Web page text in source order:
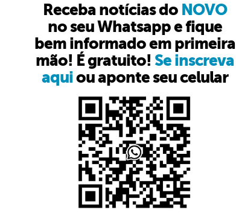
Receba notícias do NOVO
no seu Whatsapp e fique
bem informado em primeira
mão! É gratuito! Se inscreva
aquiou aponte seu celular